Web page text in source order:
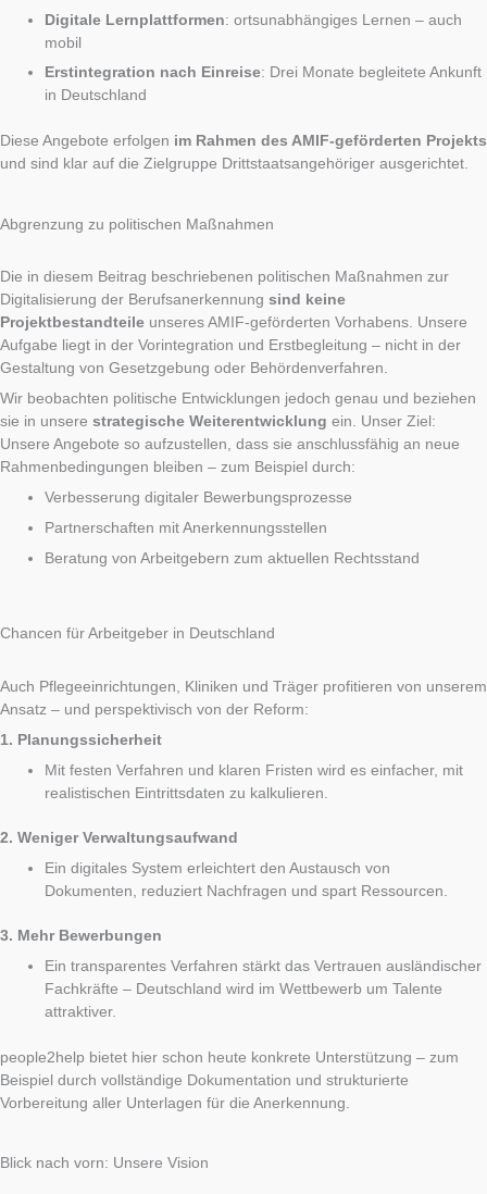
Digitale Lernplattformen: ortsunabhängiges Lernen – auch
mobil
Erstintegration nach Einreise: Drei Monate begleitete Ankunft
in Deutschland
Diese Angebote erfolgen im Rahmen des AMIF-geförderten Projekts
und sind klar auf die Zielgruppe Drittstaatsangehöriger ausgerichtet.
Abgrenzung zu politischen Maßnahmen
Die in diesem Beitrag beschriebenen politischen Maßnahmen zur
Digitalisierung der Berufsanerkennung sind keine
Projektbestandteile unseres AMIF-geförderten Vorhabens. Unsere
Aufgabe liegt in der Vorintegration und Erstbegleitung – nicht in der
Gestaltung von Gesetzgebung oder Behördenverfahren.
Wir beobachten politische Entwicklungen jedoch genau und beziehen
sie in unsere strategische Weiterentwicklung ein. Unser Ziel:
Unsere Angebote so aufzustellen, dass sie anschlussfähig an neue
Rahmenbedingungen bleiben – zum Beispiel durch:
Verbesserung digitaler Bewerbungsprozesse
Partnerschaften mit Anerkennungsstellen
Beratung von Arbeitgebern zum aktuellen Rechtsstand
Chancen für Arbeitgeber in Deutschland
Auch Pflegeeinrichtungen, Kliniken und Träger profitieren von unserem
Ansatz – und perspektivisch von der Reform:
1. Planungssicherheit
Mit festen Verfahren und klaren Fristen wird es einfacher, mit
realistischen Eintrittsdaten zu kalkulieren.
2. Weniger Verwaltungsaufwand
Ein digitales System erleichtert den Austausch von
Dokumenten, reduziert Nachfragen und spart Ressourcen.
3. Mehr Bewerbungen
Ein transparentes Verfahren stärkt das Vertrauen ausländischer
Fachkräfte – Deutschland wird im Wettbewerb um Talente
attraktiver.
people2help bietet hier schon heute konkrete Unterstützung – zum
Beispiel durch vollständige Dokumentation und strukturierte
Vorbereitung aller Unterlagen für die Anerkennung.
Blick nach vorn: Unsere Vision